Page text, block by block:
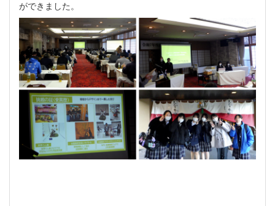
ができました。